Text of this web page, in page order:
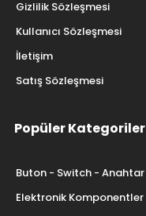
Gizlilik Sözleşmesi
Kullanıcı Sözleşmesi
İletişim
Satış Sözleşmesi
Popüler Kategoriler
Buton - Switch - Anahtar
Elektronik Komponentler